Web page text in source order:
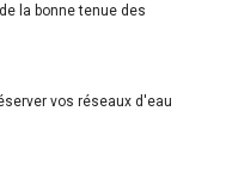
la bonne tenue des
vos réseaux d'eau